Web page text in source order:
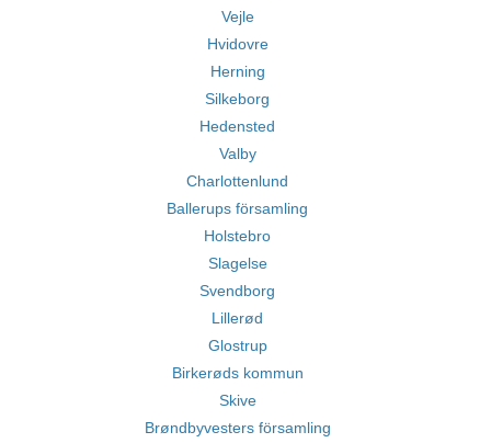
Vejle
Hvidovre
Herning
Silkeborg
Hedensted
Valby
Charlottenlund
Ballerups församling
Holstebro
Slagelse
Svendborg
Lillerød
Glostrup
Birkerøds kommun
Skive
Brøndbyvesters församling